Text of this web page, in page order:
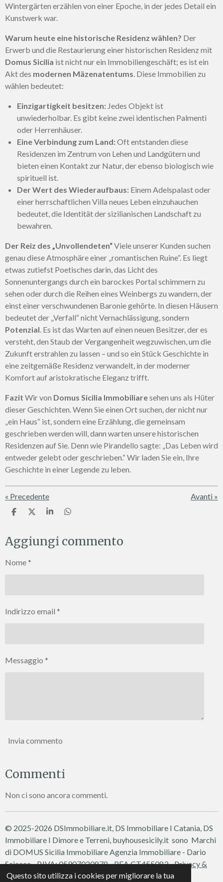
Questo sito utilizza i cookies per migliorare la tua
Wintergärten erzählen von einer Epoche, in der jedes Detail ein
Kunstwerk war.
Warum heute eine historische Residenz wählen? Der
Erwerb und die Restaurierung einer historischen Residenz mit
Domus Sicilia ist nicht nur ein Immobiliengeschäft; es ist ein
Akt des modernen Mäzenatentums . Diese Immobilien zu
wählen bedeutet:
Einzigartigkeit besitzen: Jedes Objekt ist
unwiederholbar. Es gibt keine zwei identischen Palmenti
oder Herrenhäuser.
Eine Verbindung zum Land:Oft entstanden diese
Residenzen im Zentrum von Lehen und Landgütern und
bieten einen Kontakt zur Natur, der ebenso biologisch wie
spirituell ist.
Der Wert des Wiederaufbaus: Einem Adelspalast oder
einer herrschaftlichen Villa neues Leben einzuhauchen
bedeutet, die Identität der sizilianischen Landschaft zu
bewahren.
Der Reiz des „Unvollendeten“Viele unserer Kunden suchen
genau diese Atmosphäre einer „romantischen Ruine“. Es liegt
etwas zutiefst Poetisches darin, das Licht des
Sonnenuntergangs durch ein barockes Portal schimmern zu
sehen oder durch die Reihen eines Weinbergs zu wandern, der
einst einer verschwundenen Baronie gehörte. In diesen Häusern
bedeutet der „Verfall“ nicht Vernachlässigung, sondern
Potenzial . Es ist das Warten auf einen neuen Besitzer, der es
versteht, den Staub der Vergangenheit wegzuwischen, um die
Zukunft erstrahlen zu lassen – und so ein Stück Geschichte in
eine zeitgemäße Residenz verwandelt, in der moderner
Komfort auf aristokratische Eleganz trifft.
Fazit Wir von Domus Sicilia Immobiliaresehen uns als Hüter
dieser Geschichten. Wenn Sie einen Ort suchen, der nicht nur
„ein Haus“ ist, sondern eine Erzählung, die gemeinsam
geschrieben werden will, dann warten unsere historischen
Residenzen auf Sie. Denn wie Pirandello sagte: „Das Leben wird
entweder gelebt oder geschrieben.“ Wir laden Sie ein, Ihre
Geschichte in einer Legende zu leben.
« Precedente Avanti »
C
d
i
i
C
d
i
C
d
i
C
d
i
Aggiungi commento
Nome *
Indirizzo email *
Messaggio *
Invia commento
Commenti
Non ci sono ancora commenti.
© 2025-2026 DSImmobiliare.it, DS Immobiliare I Catania, DS
Immobiliare I Dimore e Terreni, buyhousesicily.it sono Marchi
di DOMUS Sicilia ImmobiliareAgenzia Immobiliare - Dario
Sciacca - P.IVA: 05907020878 - REA CT455083 -Privacy &
Cookie Policy